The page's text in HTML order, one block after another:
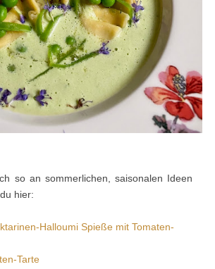
so an sommerlichen, saisonalen Ideen
hier:
Halloumi Spieße mit Tomaten-
Tarte